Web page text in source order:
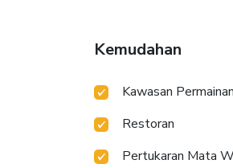
Kemudahan
Kawasan
Restoran
Pertukaran Mata